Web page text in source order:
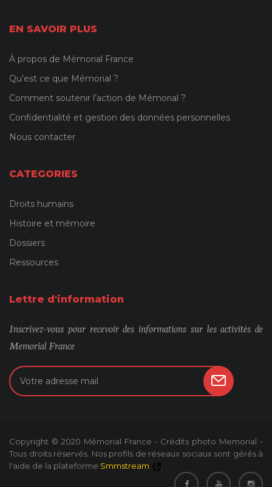
EN SAVOIR PLUS
À propos de Mémorial France
Qu’est ce que Mémorial ?
Comment soutenir l’action de Mémorial ?
Confidentialité et gestion des données personnelles
Nous contacter
CATEGORIES
Droits humains
Histoire et mémoire
Dossiers
Ressources
Lettre d'information
Inscrivez-vous pour recevoir des informations sur les activités de
Memorial France
Copyright © 2020 Mémorial France - Crédits photo Memorial -
Tous droits réservés. Nos profils de réseaux sociaux sont gérés à
l'aide de la plateforme Smmstream .